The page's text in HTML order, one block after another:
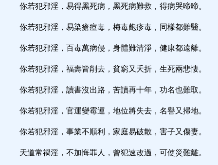
你若犯邪淫，易得黑死病，黑死病難救，得病哭啼啼。
你若犯邪淫，易染瘡痘毒，梅毒皰疹毒，同樣都難醫。
你若犯邪淫，百毒萬病侵，身體難清淨，健康都遠離。
你若犯邪淫，福壽皆削去，貧窮又夭折，生死兩悲悽。
你若犯邪淫，讀書沒出路，苦讀再十年，功名也難取。
你若犯邪淫，官運變霉運，地位將失去，名譽又掃地。
你若犯邪淫，事業不順利，家庭易破散，害子又傷妻。
天道常禍淫，不加悔罪人，曾犯速改過，可使災難離。